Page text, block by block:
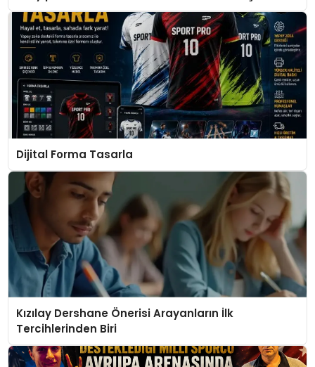
Dijital Forma Tasarla
Kızılay Dershane Önerisi Arayanların İlk
Tercihlerinden Biri